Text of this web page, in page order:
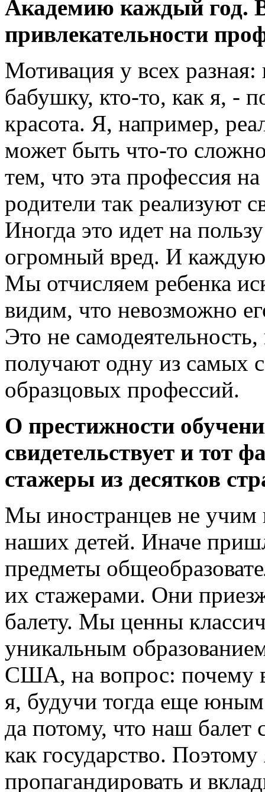
Академию каждый год.
привлекательности
Мотивация у всех разная:
бабушку, кто-то, как я, -
красота. Я, например,
может быть что-то
тем, что эта профессия
родители так реализуют
Иногда это идет на
огромный вред. И
Мы отчисляем ребенка
видим, что невозможно
Это не
получают одну из самых
образцовых профессий.
О престижности
свидетельствует и тот
стажеры из десятков
Мы иностранцев не учим
наших детей. Иначе
предметы
их стажерами. Они
балету. Мы ценны
уникальным
США, на вопрос: почему
я, будучи тогда еще
да потому, что наш
как государство.
пропагандировать и